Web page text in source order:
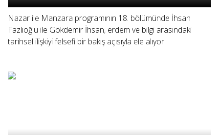
Nazar ile Manzara programının 18. bölümünde İhsan
Fazlıoğlu ile Gökdemir İhsan, erdem ve bilgi arasındaki
tarihsel ilişkiyi felsefi bir bakış açısıyla ele alıyor.